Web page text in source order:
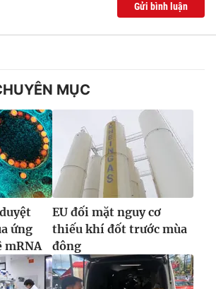
Gửi bình luận
MỤC
ứng
mRNA
EU đối mặt nguy cơ
thiếu khí đốt trước mùa
đông